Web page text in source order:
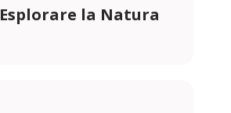
Esplorare la Natura